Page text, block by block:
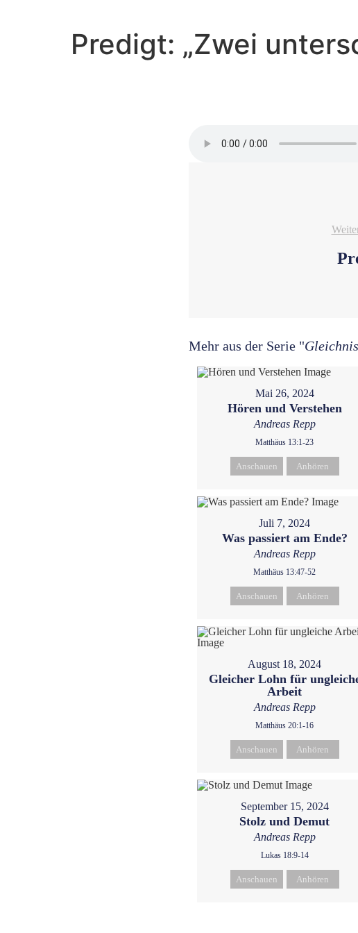
Predigt: „Zwei
Mehr aus der Serie "
Mai 26, 2024
Hören und Verstehen
Andreas Repp
Matthäus 13:1-23
Anschauen Anhören
Juli 7, 2024
Was passiert am Ende?
Andreas Repp
Matthäus 13:47-52
Anschauen Anhören
August 18, 2024
Gleicher Lohn für
Arbeit
Andreas Repp
Matthäus 20:1-16
Anschauen Anhören
September 15, 2024
Stolz und Demut
Andreas Repp
Lukas 18:9-14
Anschauen Anhören